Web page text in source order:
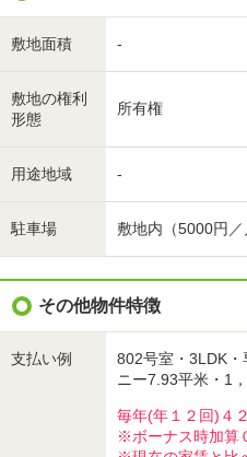
敷地面積 -
敷地の権利
形態
所有権
用途地域 -
駐車場 敷地内（5000円／
その他物件特徴
支払い例
802号室・3LDK
ニー7.93平米・1
毎年(年１２回)４
※ボーナス時加算